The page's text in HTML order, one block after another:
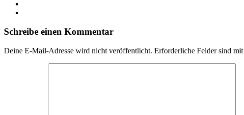
Schreibe einen Kommentar
Deine E-Mail-Adresse wird nicht veröffentlicht. Erforderliche Felder sind mit